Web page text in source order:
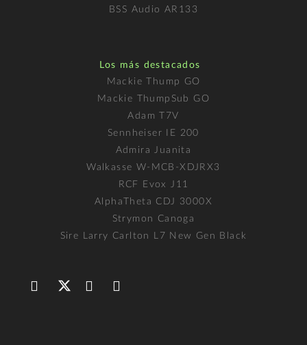
BSS Audio AR133
Los más destacados
Mackie Thump GO
Mackie ThumpSub GO
Adam T7V
Sennheiser IE 200
Admira Juanita
Walkasse W-MCB-XDJRX3
RCF Evox J11
AlphaTheta CDJ 3000X
Strymon Canoga
Sire Larry Carlton L7 New Gen Black